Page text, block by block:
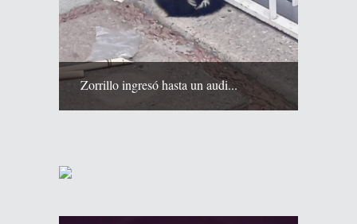
Zorrillo ingresó hasta un audi...